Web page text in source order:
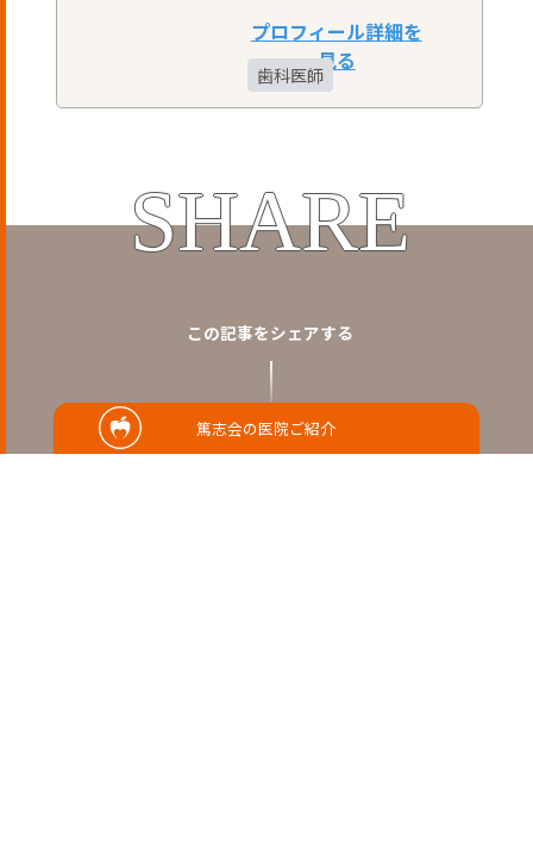
篤志会の医院ご紹介
歯科医師
SHARE
この記事をシェアする